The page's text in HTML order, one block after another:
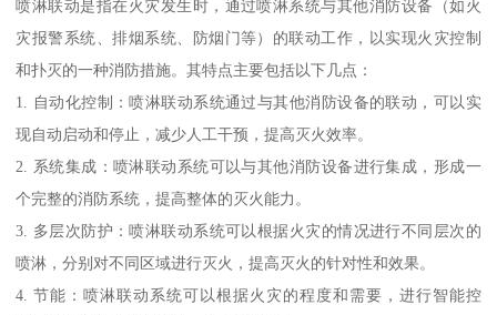
喷淋联动是指在火灾发生时，通过喷淋系统与其他消防设备（如火
灾报警系统、排烟系统、防烟门等）的联动工作，以实现火灾控制
和扑灭的一种消防措施。其特点主要包括以下几点：
1. 自动化控制：喷淋联动系统通过与其他消防设备的联动，可以实
现自动启动和停止，减少人工干预，提高灭火效率。
2. 系统集成：喷淋联动系统可以与其他消防设备进行集成，形成一
个完整的消防系统，提高整体的灭火能力。
3. 多层次防护：喷淋联动系统可以根据火灾的情况进行不同层次的
喷淋，分别对不同区域进行灭火，提高灭火的针对性和效果。
4. 节能：喷淋联动系统可以根据火灾的程度和需要，进行智能控